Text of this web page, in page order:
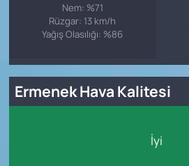
Nem: %71
Rüzgar: 13 km/h
Yağış Olasılığı: %86
Ermenek Hava Kalitesi
İyi